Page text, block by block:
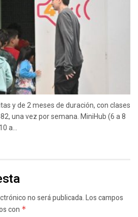
y de 2 meses de duración, con clases
una vez por semana. MiniHub (6 a 8
a...
no será publicada.Los campos
con *